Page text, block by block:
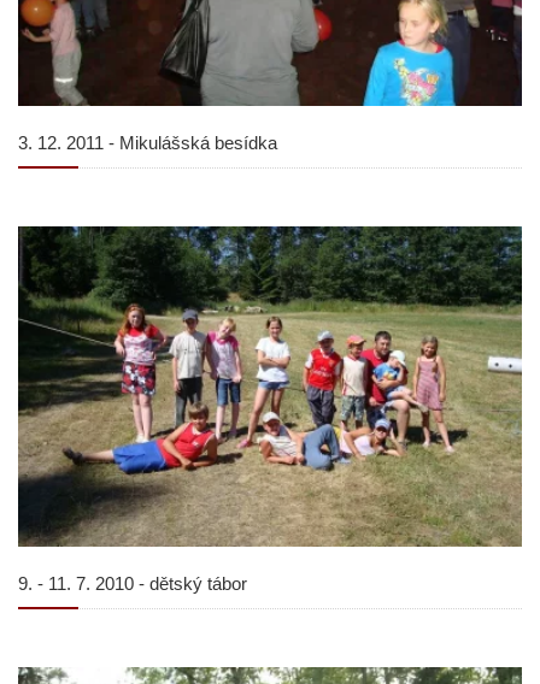
3. 12. 2011 - Mikulášská besídka
9. - 11. 7. 2010 - dětský tábor